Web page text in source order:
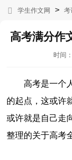
学生作文网 > 考
高考满分作
时间：
高考是一个
的起点，这或许
或许就是自己走
整理的关于高考